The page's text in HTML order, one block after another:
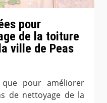
pour
de la toiture
ville de Peas
pour améliorer
de nettoyage de la